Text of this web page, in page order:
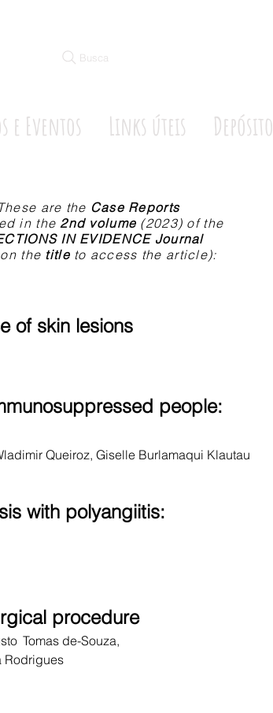
Busca
e Eventos Links úteis Depósito
These are the Case Reports
in the2nd volume (2023) of the
IN EVIDENCE Journal
the titleto access the article):
of skin lesions
people:
Queiroz, Giselle Burlamaqui Klautau
with polyangiitis:
procedure
Tomas de-Souza,
Rodrigues